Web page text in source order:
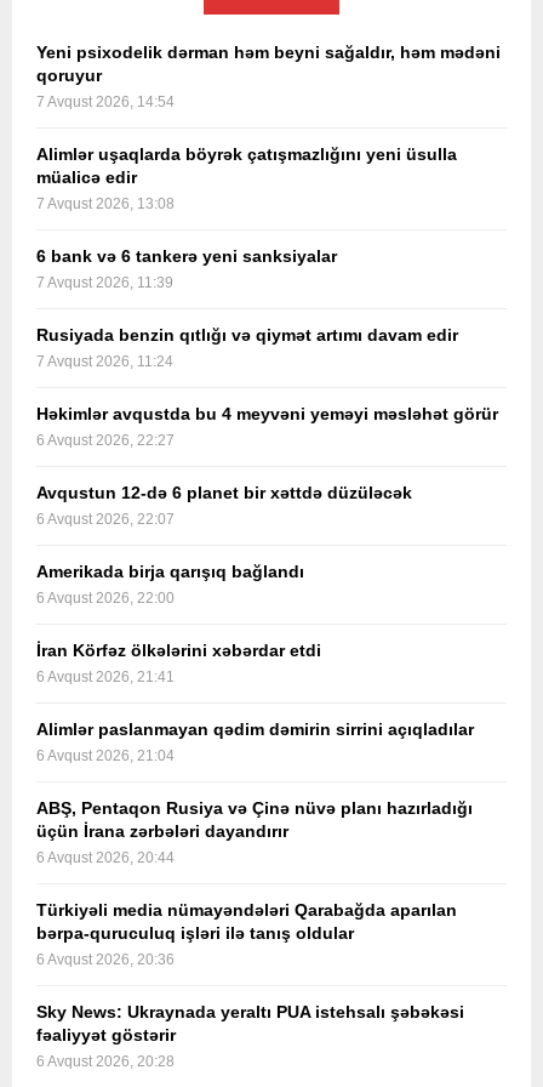
Yeni psixodelik dərman həm beyni sağaldır, həm mədəni
qoruyur
7 Avqust 2026, 14:54
Alimlər uşaqlarda böyrək çatışmazlığını yeni üsulla
müalicə edir
7 Avqust 2026, 13:08
6 bank və 6 tankerə yeni sanksiyalar
7 Avqust 2026, 11:39
Rusiyada benzin qıtlığı və qiymət artımı davam edir
7 Avqust 2026, 11:24
Həkimlər avqustda bu 4 meyvəni yeməyi məsləhət görür
6 Avqust 2026, 22:27
Avqustun 12-də 6 planet bir xəttdə düzüləcək
6 Avqust 2026, 22:07
Amerikada birja qarışıq bağlandı
6 Avqust 2026, 22:00
İran Körfəz ölkələrini xəbərdar etdi
6 Avqust 2026, 21:41
Alimlər paslanmayan qədim dəmirin sirrini açıqladılar
6 Avqust 2026, 21:04
ABŞ, Pentaqon Rusiya və Çinə nüvə planı hazırladığı
üçün İrana zərbələri dayandırır
6 Avqust 2026, 20:44
Türkiyəli media nümayəndələri Qarabağda aparılan
bərpa-quruculuq işləri ilə tanış oldular
6 Avqust 2026, 20:36
Sky News: Ukraynada yeraltı PUA istehsalı şəbəkəsi
fəaliyyət göstərir
6 Avqust 2026, 20:28